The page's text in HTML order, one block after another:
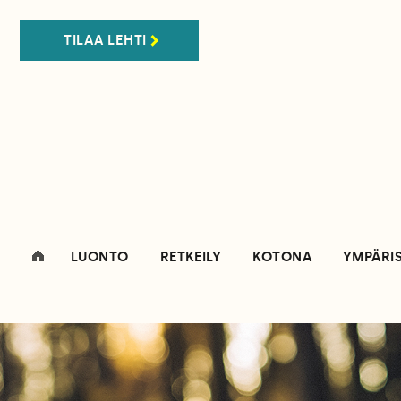
TILAA LEHTI
LUONTO RETKEILY KOTONA